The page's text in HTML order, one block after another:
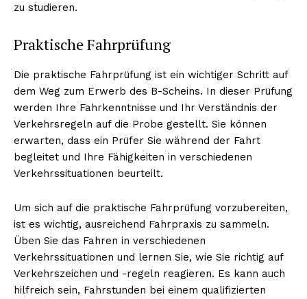
zu studieren.
Praktische Fahrprüfung
Die praktische Fahrprüfung ist ein wichtiger Schritt auf
dem Weg zum Erwerb des B-Scheins. In dieser Prüfung
werden Ihre Fahrkenntnisse und Ihr Verständnis der
Verkehrsregeln auf die Probe gestellt. Sie können
erwarten, dass ein Prüfer Sie während der Fahrt
begleitet und Ihre Fähigkeiten in verschiedenen
Verkehrssituationen beurteilt.
Um sich auf die praktische Fahrprüfung vorzubereiten,
ist es wichtig, ausreichend Fahrpraxis zu sammeln.
Üben Sie das Fahren in verschiedenen
Verkehrssituationen und lernen Sie, wie Sie richtig auf
Verkehrszeichen und -regeln reagieren. Es kann auch
hilfreich sein, Fahrstunden bei einem qualifizierten